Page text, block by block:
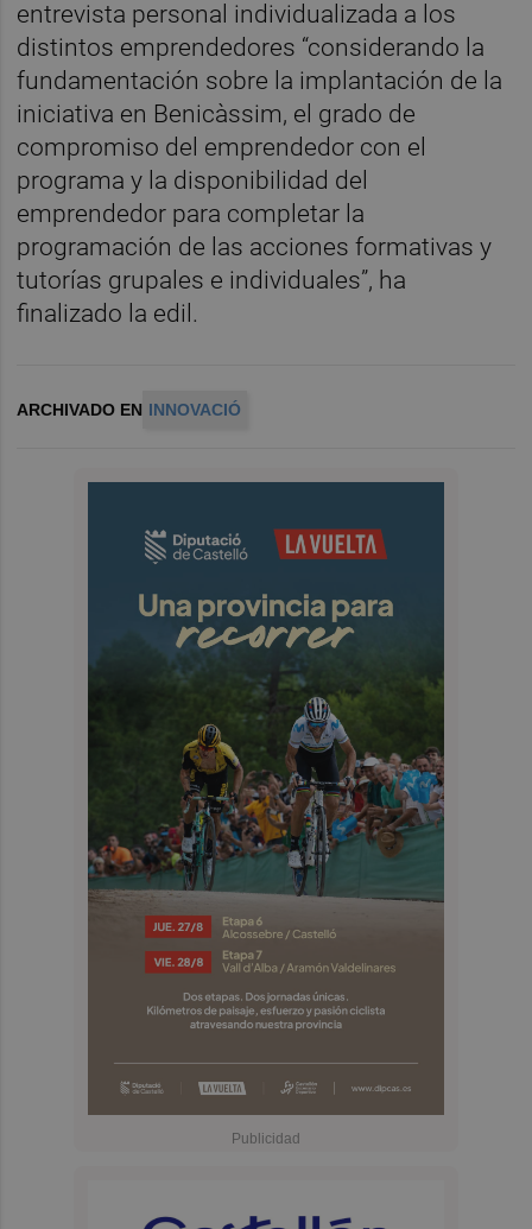
entrevista personal individualizada a los
distintos emprendedores “considerando la
fundamentación sobre la implantación de la
iniciativa en Benicàssim, el grado de
compromiso del emprendedor con el
programa y la disponibilidad del
emprendedor para completar la
programación de las acciones formativas y
tutorías grupales e individuales”, ha
finalizado la edil.
ARCHIVADO EN INNOVACIÓ